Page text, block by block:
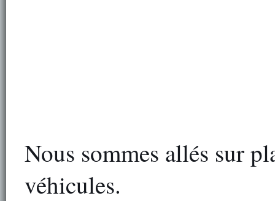
Nous sommes allés sur
véhicules.